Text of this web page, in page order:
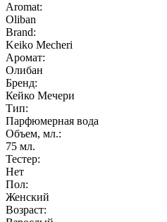
Aromat:
Oliban
Brand:
Keiko Mecheri
Аромат:
Олибан
Бренд:
Кейко Мечери
Тип:
Парфюмерная вода
Объем, мл.:
75 мл.
Тестер:
Нет
Пол:
Женский
Возраст: